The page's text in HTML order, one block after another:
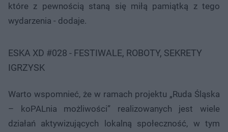
które z pewnością staną się miłą pamiątką z tego
wydarzenia - dodaje.
ESKA XD #028 - FESTIWALE, ROBOTY, SEKRETY
IGRZYSK
Warto wspomnieć, że w ramach projektu „Ruda Śląska
– koPALnia możliwości” realizowanych jest wiele
działań aktywizujących lokalną społeczność, w tym